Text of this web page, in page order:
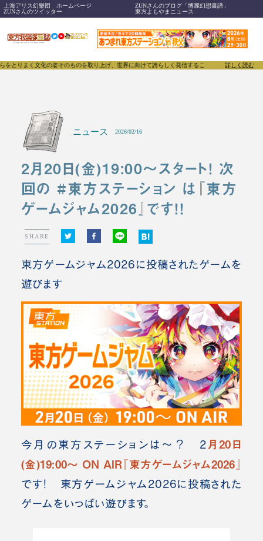
上海アリス幻樂団 ホームページ
ZUNさんのブログ「博麗幻想書譜」
ZUNさんのツイッター
東方よもやまニュース
の姿そのものを取り上げ、世界に向けて誇らしく発信することで、東方Projectのみならず
詳しく読む
ニュース 2026/02/16
2月20日(金)19:00～スタート！ 次
回の #東方ステーション は『東方
ゲームジャム2026』です！！
SHARE
東方ゲームジャム2026に投稿されたゲームを
遊びます
今月の東方ステーションは～？ 2月20日
(金)19:00～ ON AIR『東方ゲームジャム2026』
です！ 東方ゲームジャム2026に投稿された
ゲームをいっぱい遊びます。